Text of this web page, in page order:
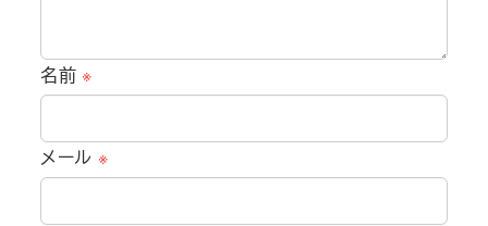
名前※
メール ※